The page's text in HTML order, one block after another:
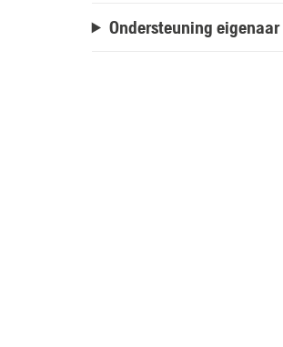
Ondersteuning eigenaar